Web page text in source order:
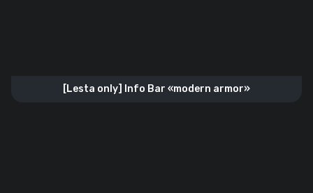
[Lesta only] Info Bar «modern armor»